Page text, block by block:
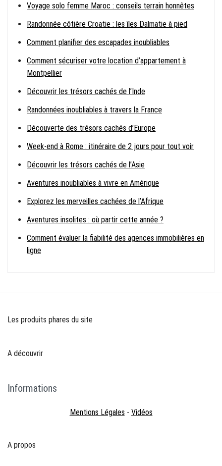
Voyage solo femme Maroc : conseils terrain honnêtes
Randonnée côtière Croatie : les îles Dalmatie à pied
Comment planifier des escapades inoubliables
Comment sécuriser votre location d’appartement à
Montpellier
Découvrir les trésors cachés de l’Inde
Randonnées inoubliables à travers la France
Découverte des trésors cachés d’Europe
Week-end à Rome : itinéraire de 2 jours pour tout voir
Découvrir les trésors cachés de l’Asie
Aventures inoubliables à vivre en Amérique
Explorez les merveilles cachées de l’Afrique
Aventures insolites : où partir cette année ?
Comment évaluer la fiabilité des agences immobilières en
ligne
Les produits phares du site
A découvrir
Informations
Mentions Légales - Vidéos
A propos